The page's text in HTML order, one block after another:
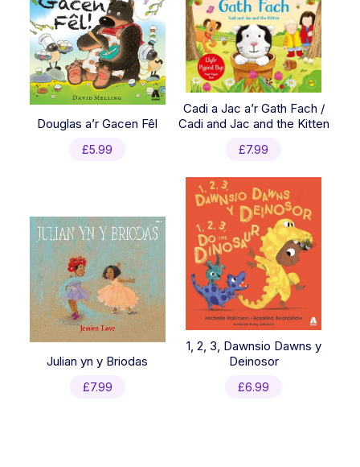
Douglas a’r Gacen Fêl
£5.99
Cadi a Jac a’r Gath Fach /
Cadi and Jac and the Kitten
£7.99
Julian yn y Briodas
£7.99
1, 2, 3, Dawnsio Dawns y
Deinosor
£6.99